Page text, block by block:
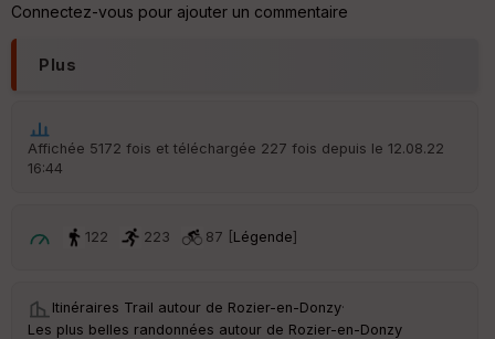
St
Connectez-vous pour ajouter un commentaire
Plus
Affichée 5172 fois et téléchargée 227 fois depuis le 12.08.22
16:44
122 223 87 [Légende]
Itinéraires Trail autour de Rozier-en-Donzy·
Les plus belles randonnées autour de Rozier-en-Donzy